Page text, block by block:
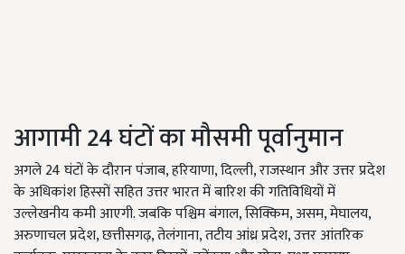
आगामी 24 घंटों का मौसमी पूर्वानुमान
अगले 24 घंटों के दौरान पंजाब, हरियाणा, दिल्ली, राजस्थान और उत्तर प्रदेश
के अधिकांश हिस्सों सहित उत्तर भारत में बारिश की गतिविधियों में
उल्लेखनीय कमी आएगी. जबकि पश्चिम बंगाल, सिक्किम, असम, मेघालय,
अरुणाचल प्रदेश, छत्तीसगढ़, तेलंगाना, तटीय आंध्र प्रदेश, उत्तर आंतरिक